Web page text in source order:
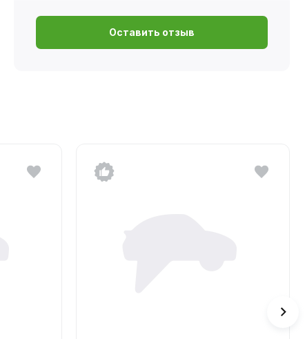
Оставить отзыв